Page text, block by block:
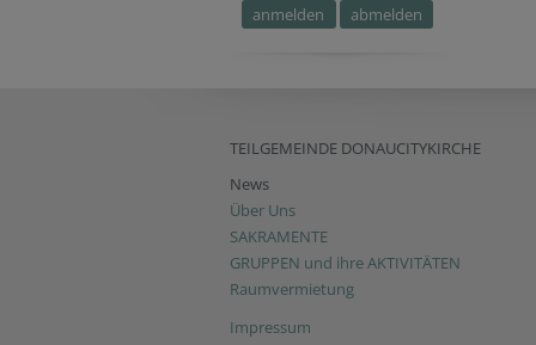
TEILGEMEINDE DONAUCITYKIRCHE
News
Über Uns
SAKRAMENTE
GRUPPEN und ihre AKTIVITÄTEN
Raumvermietung
Impressum